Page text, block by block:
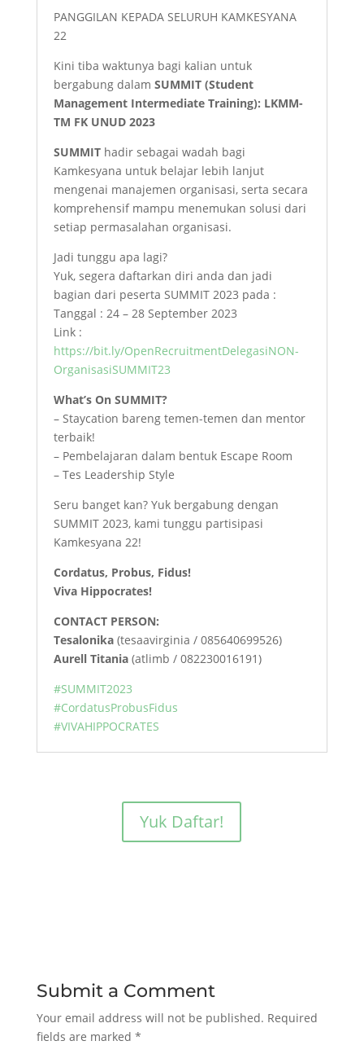
PANGGILAN KEPADA SELURUH KAMKESYANA
22
Kini tiba waktunya bagi kalian untuk
bergabung dalam SUMMIT (Student
Management Intermediate Training): LKMM-
TM FK UNUD 2023
SUMMIThadir sebagai wadah bagi
Kamkesyana untuk belajar lebih lanjut
mengenai manajemen organisasi, serta secara
komprehensif mampu menemukan solusi dari
setiap permasalahan organisasi.
Jadi tunggu apa lagi?
Yuk, segera daftarkan diri anda dan jadi
bagian dari peserta SUMMIT 2023 pada :
Tanggal : 24 – 28 September 2023
Link :
https://bit.ly/OpenRecruitmentDelegasiNON-
OrganisasiSUMMIT23
What’s On SUMMIT?
– Staycation bareng temen-temen dan mentor
terbaik!
– Pembelajaran dalam bentuk Escape Room
– Tes Leadership Style
Seru banget kan? Yuk bergabung dengan
SUMMIT 2023, kami tunggu partisipasi
Kamkesyana 22!
Cordatus, Probus, Fidus!
Viva Hippocrates!
CONTACT PERSON:
Tesalonika(tesaavirginia / 085640699526)
Aurell Titania(atlimb / 082230016191)
#SUMMIT2023
#CordatusProbusFidus
#VIVAHIPPOCRATES
Yuk Daftar!
Submit a Comment
Your email address will not be published. Required
fields are marked *